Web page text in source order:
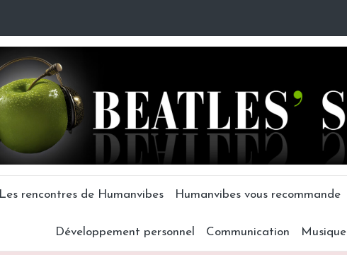
Les rencontres de Humanvibes Humanvibes vous recommande
Développement personnel Communication Musique